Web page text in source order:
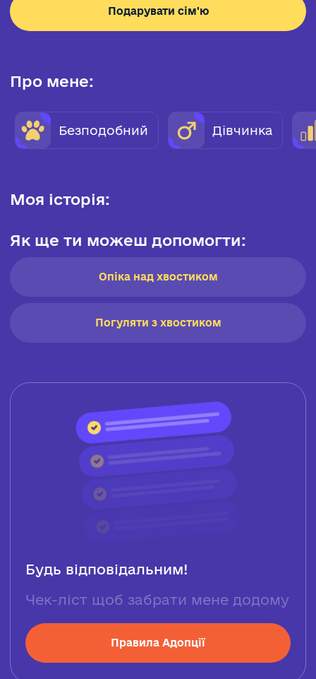
Подарувати сім'ю
Про мене:
Безподобний Дівчинка
Моя історія:
Як ще ти можеш допомогти:
Опіка над хвостиком
Погуляти з хвостиком
Будь відповідальним!
Чек-ліст щоб забрати мене додому
Правила Адопції